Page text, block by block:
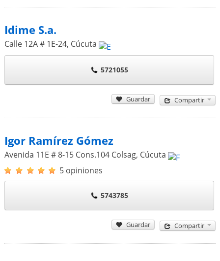
Idime S.a.
Calle 12A # 1E-24, Cúcuta
5721055
Guardar Compartir
Igor Ramírez Gómez
Avenida 11E # 8-15 Cons.104 Colsag, Cúcuta
5 opiniones
5743785
Guardar Compartir